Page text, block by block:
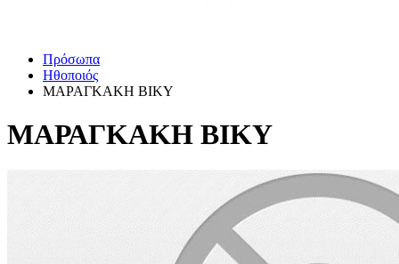
Πρόσωπα
Ηθοποιός
ΜΑΡΑΓΚΑΚΗ ΒΙΚΥ
ΜΑΡΑΓΚΑΚΗ ΒΙΚΥ